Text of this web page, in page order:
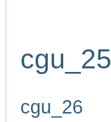
cgu_25
cgu_26